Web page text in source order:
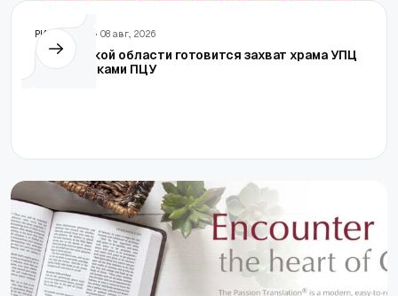
РИА Новости • 08 авг., 2026
В Винницкой области готовится захват храма УПЦ
сторонниками ПЦУ